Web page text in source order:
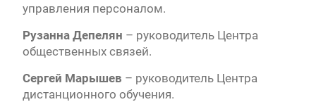
управления персоналом.
Рузанна Депелян – руководитель Центра
общественных связей.
Сергей Марышев – руководитель Центра
дистанционного обучения.